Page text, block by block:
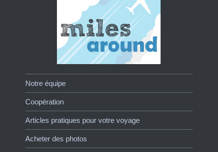
Notre équipe
Coopération
Articles pratiques pour votre voyage
Acheter des photos